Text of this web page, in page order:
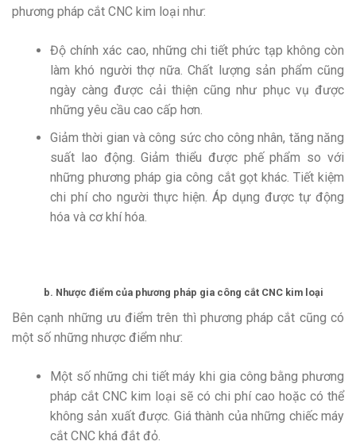
phương pháp cắt CNC kim loại như:
Độ chính xác cao, những chi tiết phức tạp không còn
làm khó người thợ nữa. Chất lượng sản phẩm cũng
ngày càng được cải thiện cũng như phục vụ được
những yêu cầu cao cấp hơn.
Giảm thời gian và công sức cho công nhân, tăng năng
suất lao động. Giảm thiểu được phế phẩm so với
những phương pháp gia công cắt gọt khác. Tiết kiệm
chi phí cho người thực hiện. Áp dụng được tự động
hóa và cơ khí hóa.
b. Nhược điểm của phương pháp gia công cắt CNC kim loại
Bên cạnh những ưu điểm trên thì phương pháp cắt cũng có
một số những nhược điểm như:
Một số những chi tiết máy khi gia công bằng phương
pháp cắt CNC kim loại sẽ có chi phí cao hoặc có thể
không sản xuất được. Giá thành của những chiếc máy
cắt CNC khá đắt đỏ.